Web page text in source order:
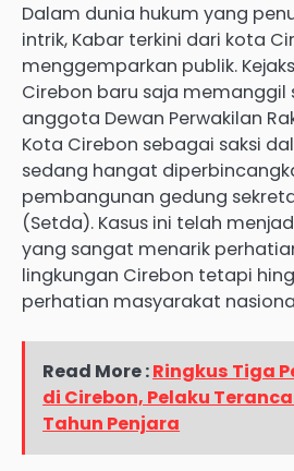
Dalam dunia hukum yang
intrik, Kabar terkini dari kota
menggemparkan publik.
Cirebon baru saja
anggota Dewan Perwakilan
Kota Cirebon sebagai saksi
sedang hangat
pembangunan gedung
(Setda). Kasus ini telah
yang sangat menarik
lingkungan Cirebon tetapi
perhatian masyarakat
Read More :Ringkus Tiga
di Cirebon, Pelaku
Tahun Penjara